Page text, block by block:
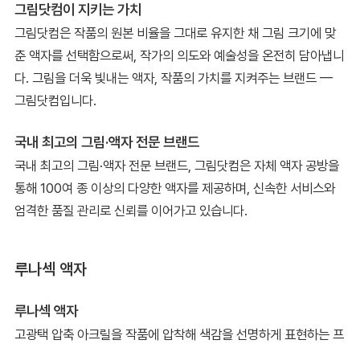
그림닷컴이 지키는 가치
그림닷컴은 작품의 원본 비율을 그대로 유지한 채 그림 크기에 맞
춘 액자를 선택함으로써, 작가의 의도와 예술성을 온전히 담아냅니
다. 그림을 더욱 빛내는 액자, 작품의 가치를 지켜주는 브랜드 —
그림닷컴입니다.
국내 최고의 그림·액자 전문 브랜드
국내 최고의 그림·액자 전문 브랜드, 그림닷컴은 자체 액자 공방을
통해 100여 종 이상의 다양한 액자를 제공하며, 신속한 서비스와
엄격한 품질 관리로 신뢰를 이어가고 있습니다.
루나섹 액자
루나섹 액자
고광택 압축 아크릴을 작품에 압착해 색감을 선명하게 표현하는 프